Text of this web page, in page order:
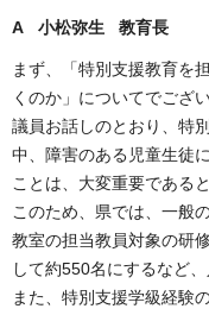
A 小松弥生 教育長
まず、「特別支援教育を
くのか」についてでござい
議員お話しのとおり、特
中、障害のある児童生徒
ことは、大変重要である
このため、県では、一般
教室の担当教員対象の研
して約550名にするなど
また、特別支援学級経験